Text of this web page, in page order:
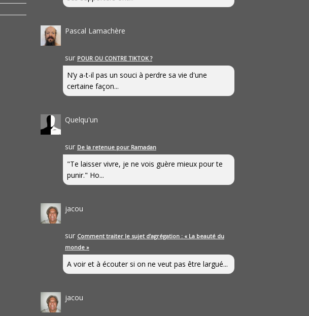
Pascal Lamachère
sur POUR OU CONTRE TIKTOK ?
N’y a-t-il pas un souci à perdre sa vie d'une
certaine façon...
Quelqu'un
sur De la retenue pour Ramadan
"Te laisser vivre, je ne vois guère mieux pour te
punir." Ho...
jacou
sur Comment traiter le sujet d’agrégation : « La beauté du
monde »
A voir et à écouter si on ne veut pas être largué...
jacou